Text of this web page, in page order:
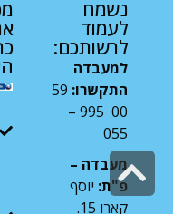
נשמח
לעמוד
לרשותכם:
למעבדה
התקשרו: 59
00 995 –
055
מעבדה –
פ"ת: יוסף
קארו 15.
גלילה
לראש